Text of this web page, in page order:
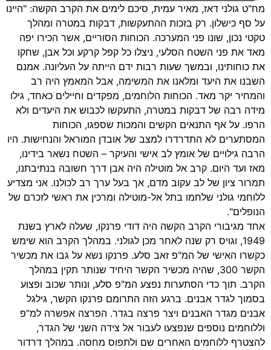
מח"ט גולני דאז, מאיר עמית, סיכם לימים את הקרב הקשה: "היינו
על סף כישלון. רק בזכות ההתעקשות, דבקות במטרה ומהלך
טקטי נכון, שונו פני המערכה. הכוחות הסוריים, אשר הכירו יפה
מאד את פני השטח הסלעי, ניצלו כל קפל קרקע וכל אבן, שחקו
את כוחותינו, ובמשך שעות רבות ידם הייתה על העליונה. אמנם
השבנו את היעד ומלאנו את המשימה, אבל המאמץ היה רב
והמחיר יקר מאד. הכוחות הלוחמים, מפקדים וחיילים כאחד, גילו
מידה רבה של דבקות במטרה, התעקשו לכבוש את היעדים ולא
הרפו. על אף התנאים הקשים והמכות שספגו, הכוחות
המסתערים לא התדרדרו למצב של אובדן המוראל והנחישות. היו
הרבה גילויים של אומץ לב אישי והעיקר – השטח נשאר בידינו,
מאז ועד היום. קרב אל מוטילה היה אבן דרך חשובה בנתיבתנו,
תמרור ציון של לב עקוב מדם, אך בעל ערך רב לכולנו. אני מצדיע
ללוחמי גולני שלחמו בתל אל-מוטילה ומרכין את ראשי לזכרם של
הנופלים".
אחד מגיבורי הקרב הקשה היה דודי פרנקו, שעלה לארץ בשנת
1949, וגויס רק שנה לאחר מכן לגולני. במהלך הקרב הוא שימש
כקשרו האישי של המ"פ זאב סלע. פרנקו נשא על גבו את מכשיר
הקשר 300, שהיה מכשיר הקשר היחיד שנותר תקין במהלך
הקרב. תוך כדי הסתערות נפצע המ"פ סלע, ונותר שכוב ופצוע
בסמוך לגדר אבנים. ברגע הזה התרומם פרנקו הקשר, גילגל
אבנים מגדר האבנים ויצר פרצה בגדר. הפרצה אפשרה למ"פ
וללוחמים נוספים שנפצעו לעבור אל צידה השני של הגדר,
להצטרף ללוחמים האחרים שם ולתפוס מחסה. במהלך דרדור